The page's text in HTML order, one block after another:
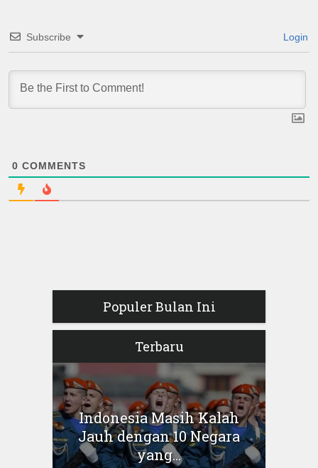
Subscribe Login
0 COMMENTS
Populer Bulan Ini
Terbaru
Indonesia Masih Kalah
Jauh dengan 10 Negara
yang...